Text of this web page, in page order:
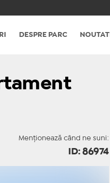
DESPRE PARC NOUTATI
Menționează când ne suni:
ID: 86974